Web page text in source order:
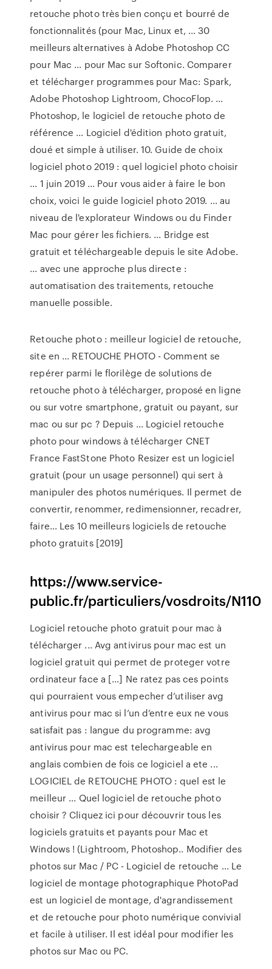
retouche photo très bien conçu et bourré de
fonctionnalités (pour Mac, Linux et, ... 30
meilleurs alternatives à Adobe Photoshop CC
pour Mac ... pour Mac sur Softonic. Comparer
et télécharger programmes pour Mac: Spark,
Adobe Photoshop Lightroom, ChocoFlop. ...
Photoshop, le logiciel de retouche photo de
référence ... Logiciel d'édition photo gratuit,
doué et simple à utiliser. 10. Guide de choix
logiciel photo 2019 : quel logiciel photo choisir
... 1 juin 2019 ... Pour vous aider à faire le bon
choix, voici le guide logiciel photo 2019. ... au
niveau de l'explorateur Windows ou du Finder
Mac pour gérer les fichiers. ... Bridge est
gratuit et téléchargeable depuis le site Adobe.
... avec une approche plus directe :
automatisation des traitements, retouche
manuelle possible.
Retouche photo : meilleur logiciel de retouche,
site en ... RETOUCHE PHOTO - Comment se
repérer parmi le florilège de solutions de
retouche photo à télécharger, proposé en ligne
ou sur votre smartphone, gratuit ou payant, sur
mac ou sur pc ? Depuis ... Logiciel retouche
photo pour windows à télécharger CNET
France FastStone Photo Resizer est un logiciel
gratuit (pour un usage personnel) qui sert à
manipuler des photos numériques. Il permet de
convertir, renommer, redimensionner, recadrer,
faire... Les 10 meilleurs logiciels de retouche
photo gratuits [2019]
https://www.service-
public.fr/particuliers/vosdroits/N110
Logiciel retouche photo gratuit pour mac à
télécharger ... Avg antivirus pour mac est un
logiciel gratuit qui permet de proteger votre
ordinateur face a [...] Ne ratez pas ces points
qui pourraient vous empecher d’utiliser avg
antivirus pour mac si l’un d’entre eux ne vous
satisfait pas : langue du programme: avg
antivirus pour mac est telechargeable en
anglais combien de fois ce logiciel a ete ...
LOGICIEL de RETOUCHE PHOTO : quel est le
meilleur ... Quel logiciel de retouche photo
choisir ? Cliquez ici pour découvrir tous les
logiciels gratuits et payants pour Mac et
Windows ! (Lightroom, Photoshop.. Modifier des
photos sur Mac / PC - Logiciel de retouche ... Le
logiciel de montage photographique PhotoPad
est un logiciel de montage, d'agrandissement
et de retouche pour photo numérique convivial
et facile à utiliser. Il est idéal pour modifier les
photos sur Mac ou PC.